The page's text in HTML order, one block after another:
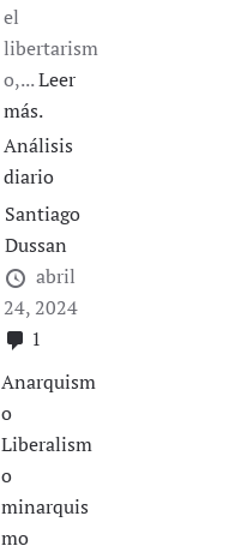
el
libertarism
o,...Leer
más.
Análisis
diario
Santiago
Dussan
abril
24, 2024
1
Anarquism
o
Liberalism
o
minarquis
mo